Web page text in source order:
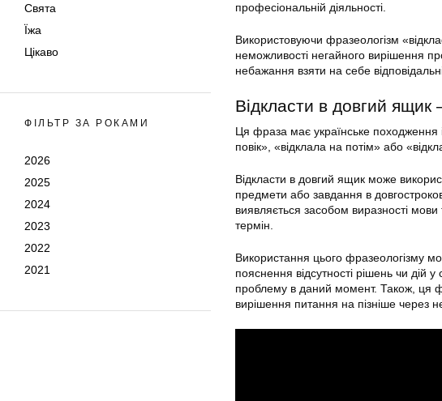
Свята
Їжа
Цікаво
ФІЛЬТР ЗА РОКАМИ
2026
2025
2024
2023
2022
2021
професіональній діяльності.
Використовуючи фразеологізм
неможливості негайного вирішення
небажання взяти на себе
Відкласти в довгий
Ця фраза має українське походження
повік», «відклала на потім» або
Відкласти в довгий ящик може
предмети або завдання в
виявляється засобом виразності
термін.
Використання цього фразеологізму
пояснення відсутності рішень чи
проблему в даний момент. Також, ця
вирішення питання на пізніше через